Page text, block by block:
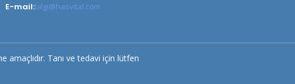
E-mail:bilgi@hasvital.com
amaçlıdır. Tanı ve tedavi için lütfen